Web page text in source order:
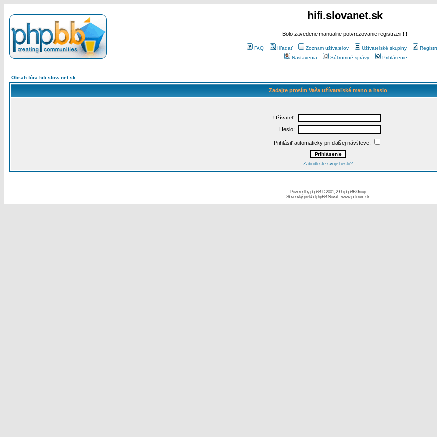
hifi.slovanet.sk
Bolo zavedene manualne potvrdzovanie registracii !!!
FAQ Hľadať Zoznam užívateľov Užívateľské skupiny
Nastavenia
Súkromné správy Prihlásenie
Obsah fóra hifi.slovanet.sk
Zadajte prosím Vaše užívateľské meno a heslo
Užívateľ:
Heslo:
Prihlásiť automaticky pri ďalšej návšteve:
Zabudli ste svoje heslo?
Powered byphpBB© 2001, 2005 phpBB Group
Slovenský preklad phpBB Slovak-www.pcforum.sk